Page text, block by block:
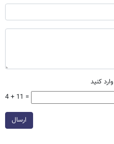
کنید
4 + 11 =
ارسال